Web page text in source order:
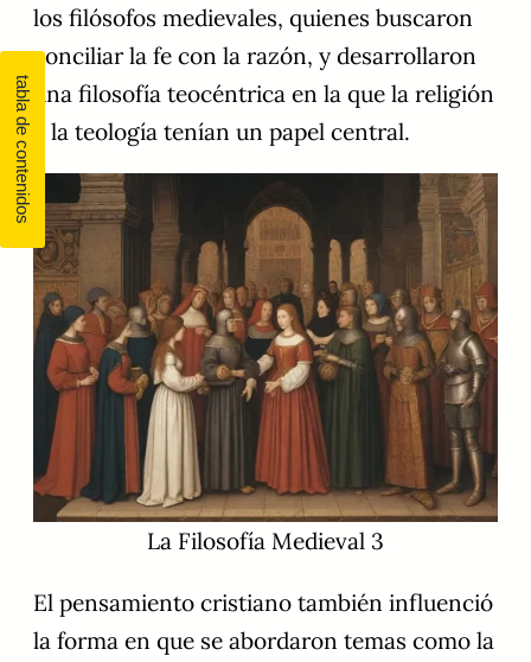
los filósofos medievales, quienes buscaron
conciliar la fe con la razón, y desarrollaron
una filosofía teocéntrica en la que la religión
y la teología tenían un papel central.
La Filosofía Medieval 3
El pensamiento cristiano también influenció
la forma en que se abordaron temas como la